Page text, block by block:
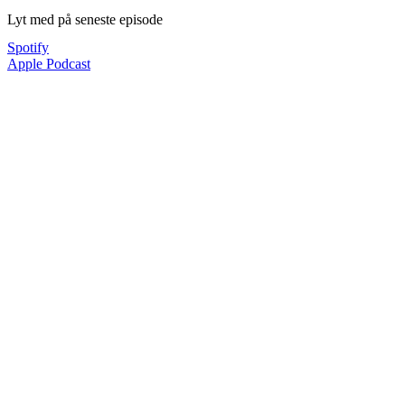
Lyt med på seneste episode
Spotify
Apple Podcast